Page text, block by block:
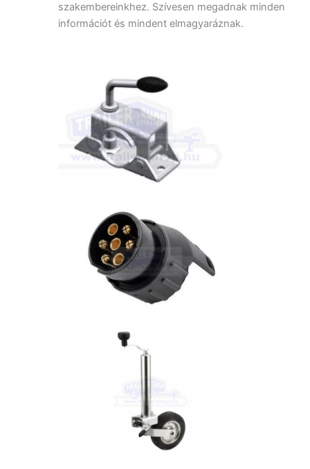
szakembereinkhez. Szívesen megadnak minden
információt és mindent elmagyaráznak.